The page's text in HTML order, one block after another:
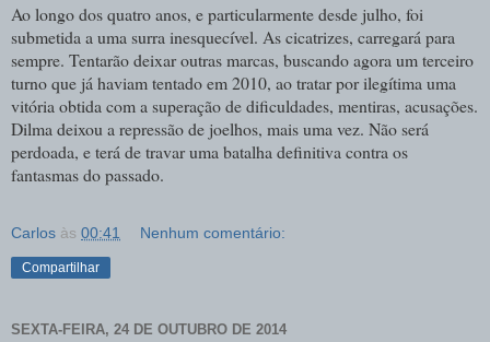
Ao longo dos quatro anos, e particularmente desde julho, foi
submetida a uma surra inesquecível. As cicatrizes, carregará para
sempre. Tentarão deixar outras marcas, buscando agora um terceiro
turno que já haviam tentado em 2010, ao tratar por ilegítima uma
vitória obtida com a superação de dificuldades, mentiras, acusações.
Dilma deixou a repressão de joelhos, mais uma vez. Não será
perdoada, e terá de travar uma batalha definitiva contra os
fantasmas do passado.
Carlos às 00:41 Nenhum comentário:
Compartilhar
SEXTA-FEIRA, 24 DE OUTUBRO DE 2014